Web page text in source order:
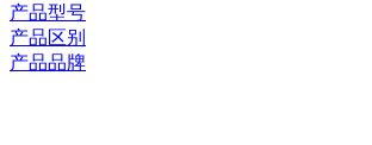
产品型号
产品区别
产品品牌